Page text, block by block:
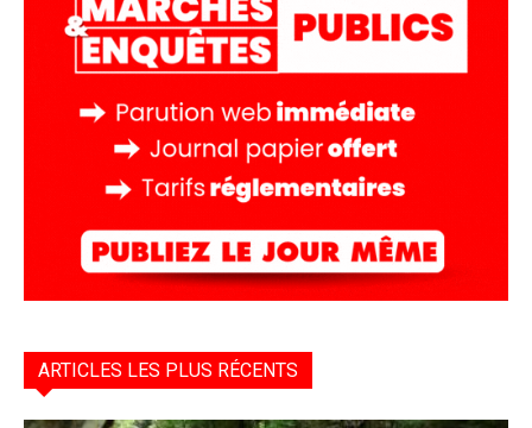
ARTICLES LES PLUS RÉCENTS